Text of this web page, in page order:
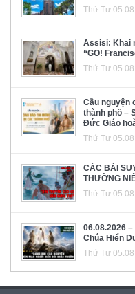
Thứ Tư
Assisi: Khai
“GO!
Thứ Tư
Cầu nguyện
thành phố –
Đức Giáo
Thứ Tư
CÁC BÀI
THƯỜNG
Thứ Tư
06.08.2026
Chúa Hiển
Thứ Tư